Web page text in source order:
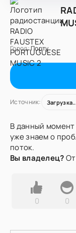
Город:Порту
Источник:
В данный
уже знаем о
поток.
Вы владелец?
0 0